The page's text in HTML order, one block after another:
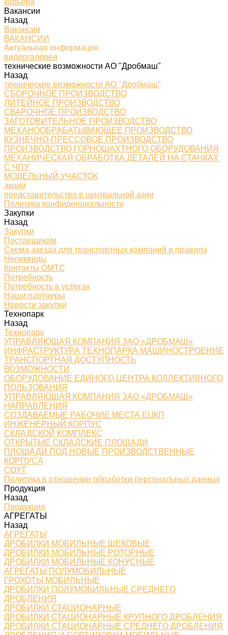
карьера
Вакансии
Назад
Вакансии
ВАКАНСИИ
Актуальная информация
видеогалерея
технические возможности АО "Дробмаш"
Назад
технические возможности АО "Дробмаш"
СБОРОЧНОЕ ПРОИЗВОДСТВО
ЛИТЕЙНОЕ ПРОИЗВОДСТВО
СВАРОЧНОЕ ПРОИЗВОДСТВО
ЗАГОТОВИТЕЛЬНОЕ ПРОИЗВОДСТВО
МЕХАНООБРАБАТЫВАЮЩЕЕ ПРОИЗВОДСТВО
КУЗНЕЧНО-ПРЕССОВОЕ ПРОИЗВОДСТВО
ПРОИЗВОДСТВО ГОРНОШАХТНОГО ОБОРУДОВАНИЯ
МЕХАНИЧЕСКАЯ ОБРАБОТКА ДЕТАЛЕЙ НА СТАНКАХ
С ЧПУ
МОДЕЛЬНЫЙ УЧАСТОК
акции
представительство в центральной азии
Политика конфиденциальности
Закупки
Назад
Закупки
Поставщикам
Схема заезда для транспортных компаний и правила
Неликвиды
Контакты ОМТС
Потребность
Потребность в услугах
Наши партнеры
Новости закупки
Технопарк
Назад
Технопарк
УПРАВЛЯЮЩАЯ КОМПАНИЯ ЗАО «ДРОБМАШ»
ИНФРАСТРУКТУРА ТЕХНОПАРКА МАШИНОСТРОЕНИЕ
ТРАНСПОРТНАЯ ДОСТУПНОСТЬ
ВОЗМОЖНОСТИ
ОБОРУДОВАНИЕ ЕДИНОГО ЦЕНТРА КОЛЛЕКТИВНОГО
ПОЛЬЗОВАНИЯ
УПРАВЛЯЮЩАЯ КОМПАНИЯ ЗАО «ДРОБМАШ»
НАПРАВЛЕНИЯ
СОЗДАВАЕМЫЕ РАБОЧИЕ МЕСТА ЕЦКП
ИНЖЕНЕРНЫЙ КОРПУС
СКЛАДСКОЙ КОМПЛЕКС
ОТКРЫТЫЕ СКЛАДСКИЕ ПЛОЩАДИ
ПЛОЩАДИ ПОД НОВЫЕ ПРОИЗВОДСТВЕННЫЕ
КОРПУСА
СОУТ
Политика в отношении обработки персональных данных
Продукция
Назад
Продукция
АГРЕГАТЫ
Назад
АГРЕГАТЫ
ДРОБИЛКИ МОБИЛЬНЫЕ ЩЕКОВЫЕ
ДРОБИЛКИ МОБИЛЬНЫЕ РОТОРНЫЕ
ДРОБИЛКИ МОБИЛЬНЫЕ КОНУСНЫЕ
АГРЕГАТЫ ПОЛУМОБИЛЬНЫЕ
ГРОХОТЫ МОБИЛЬНЫЕ
ДРОБИЛКИ ПОЛУМОБИЛЬНЫЕ СРЕДНЕГО
ДРОБЛЕНИЯ
ДРОБИЛКИ СТАЦИОНАРНЫЕ
ДРОБИЛКИ СТАЦИОНАРНЫЕ КРУПНОГО ДРОБЛЕНИЯ
ДРОБИЛКИ СТАЦИОНАРНЫЕ СРЕДНЕГО ДРОБЛЕНИЯ